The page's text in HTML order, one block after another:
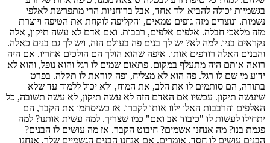
בגשמיות יכולה להביא ולד אחד, אבל ברוחניות הרי מתפרשת לאלפי
נשמות. ונוצרים מזה גופים טמאים, והקליפה לוקחת את הטיפה ויוצרת
מזה מלאכי חבלה. אלפים אלפים, רבבות. ואם אדם לא עשה תיקון, אלה
נקראים בניו. למה לא? יש לך בנים פה בעולם הזה, ויש לך גם בנים כאלה.
והבנים האלה רודפים אותו. איפה שהוא הולך הם הולכים אחריו. אם היה
רואה אותם היה מתעלף במקום. פתאום שמים לו רגל והוא נופל, והוא לא
ידוע מי שם לו רגל. פה הוא לא מצליח, ופה קוראת לו תקלה. בפרט
בתורה, הם סותמים לו את הלב, את המוח, ולא יכול ללמוד עד שלא
שיעשה תיקון. עכשיו אם האדם הזה לא עשה תיקון, לא עשה תשובה, כל
האלפים והרבבות האלו ילוו אותו לקברו. אז כשיסתמו את הקבר, הם
יתחילו לעשות לו "כיבוד אב ואם" כמו שצריך. למה עשית אותנו? למה
פגמת בנו? מה אנחנו אשמים? חיבוט הקבר. אז מה עושים לו הבנים?
הבנים עושים לו חסד. אומרים, אם אנחנו הבנים הגשמיים שלך, אנחנו